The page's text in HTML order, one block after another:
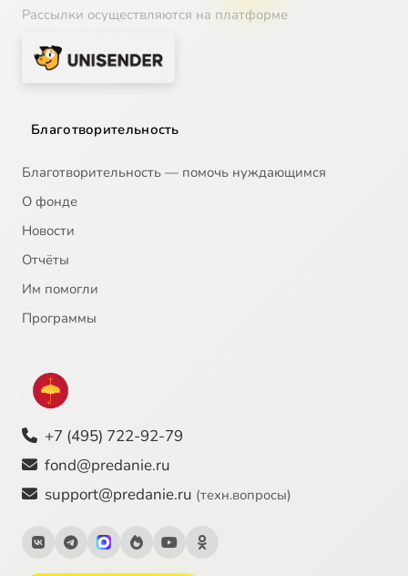
Рассылки осуществляются на платформе
Благотворительность
Благотворительность — помочь нуждающимся
О фонде
Новости
Отчёты
Им помогли
Программы
+7 (495) 722-92-79
fond@predanie.ru
support@predanie.ru (техн.вопросы)